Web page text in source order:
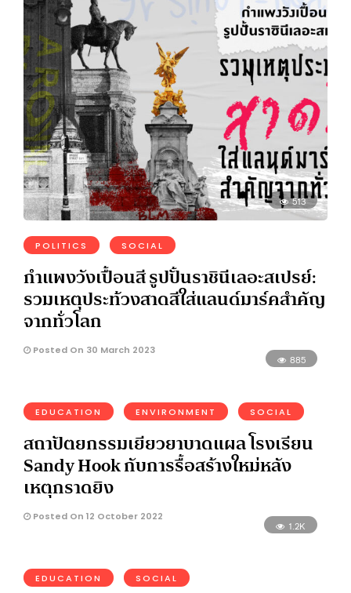
513
POLITICS SOCIAL
กำแพงวังเปื้อนสี รูปปั้นราชินีเลอะสเปรย์:
รวมเหตุประท้วงสาดสีใส่แลนด์มาร์คสำคัญ
จากทั่วโลก
Posted On 30 March 2023
885
EDUCATION ENVIRONMENT SOCIAL
สถาปัตยกรรมเยียวยาบาดแผล โรงเรียน
Sandy Hook กับการรื้อสร้างใหม่หลัง
เหตุกราดยิง
Posted On 12 October 2022
1.2K
EDUCATION SOCIAL